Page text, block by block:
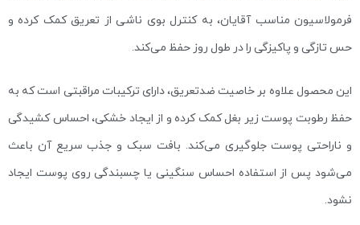
فرمولاسیون مناسب آقایان، به کنترل بوی ناشی از تعریق کمک کرده و
حس تازگی و پاکیزگی را در طول روز حفظ می‌کند.
این محصول علاوه بر خاصیت ضدتعریق، دارای ترکیبات مراقبتی است که به
حفظ رطوبت پوست زیر بغل کمک کرده و از ایجاد خشکی، احساس کشیدگی
و ناراحتی پوست جلوگیری می‌کند. بافت سبک و جذب سریع آن باعث
می‌شود پس از استفاده احساس سنگینی یا چسبندگی روی پوست ایجاد
نشود.